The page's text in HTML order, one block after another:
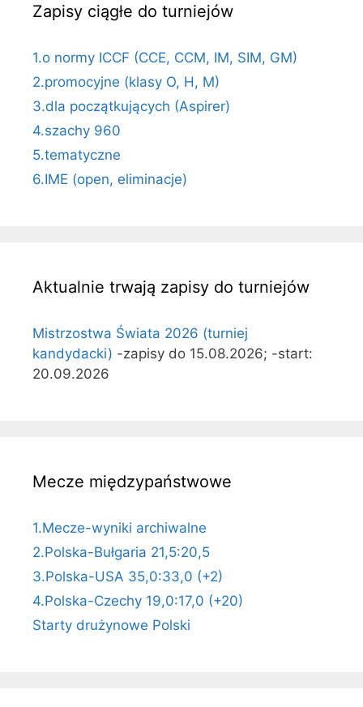
Zapisy ciągłe do turniejów
1.o normy ICCF (CCE, CCM, IM, SIM, GM)
2.promocyjne (klasy O, H, M)
3.dla początkujących (Aspirer)
4.szachy 960
5.tematyczne
6.IME (open, eliminacje)
Aktualnie trwają zapisy do turniejów
Mistrzostwa Świata 2026 (turniej
kandydacki) -zapisy do 15.08.2026; -start:
20.09.2026
Mecze międzypaństwowe
1.Mecze-wyniki archiwalne
2.Polska-Bułgaria 21,5:20,5
3.Polska-USA 35,0:33,0 (+2)
4.Polska-Czechy 19,0:17,0 (+20)
Starty drużynowe Polski